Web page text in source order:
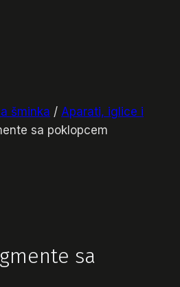
šminka / Aparati, iglice i
sa poklopcem
sa